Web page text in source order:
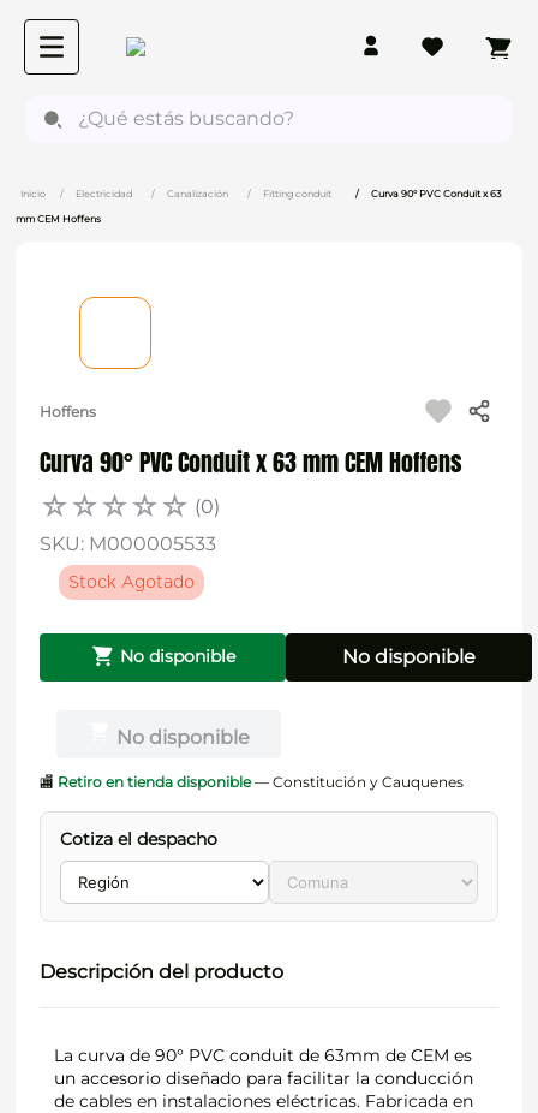
Electricidad Canalización Fitting conduit Curva 90° PVC Conduit x 63
mm CEM Hoffens
Hoffens
Curva 90° PVC Conduit x 63 mm CEM Hoffens
☆☆☆☆☆ (0)
SKU: M000005533
Stock Agotado
No disponible No disponible
No disponible
🏬 Retiro en tienda disponible— Constitución y Cauquenes
Cotiza el despacho
Descripción del producto
La curva de 90° PVC conduit de 63mm de CEM es
un accesorio diseñado para facilitar la conducción
de cables en instalaciones eléctricas. Fabricada en